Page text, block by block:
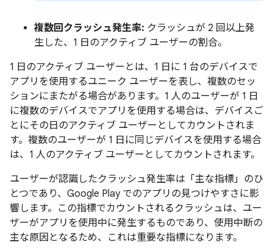
複数回クラッシュ発生率: クラッシュが 2 回以上発
生した、1 日のアクティブ ユーザーの割合。
1 日のアクティブ ユーザーとは、1 日に 1 台のデバイスで
アプリを使用するユニーク ユーザーを表し、複数のセッ
ションにまたがる場合があります。1 人のユーザーが 1 日
に複数のデバイスでアプリを使用する場合は、デバイスご
とにその日のアクティブ ユーザーとしてカウントされま
す。複数のユーザーが 1 日に同じデバイスを使用する場合
は、1 人のアクティブ ユーザーとしてカウントされます。
ユーザーが認識したクラッシュ発生率は 「主な指標」のひ
とつであり、Google Play でのアプリの見つけやすさに影
響します。この指標でカウントされるクラッシュは、ユー
ザーがアプリを使用中に発生するものであり、使用中断の
主な原因となるため、これは重要な指標になります。